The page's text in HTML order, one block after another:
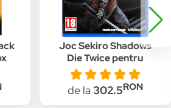
Joc Sekiro Shadows
Die Twice pentru
PlayStation 4
de la302.5RON